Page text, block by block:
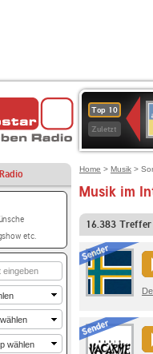
Top 10
Zuletzt
etc.
Home > Musik >
Musik im
16.383 Treffer